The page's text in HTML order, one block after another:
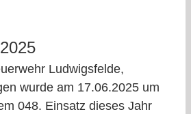
Ludwigsfelde,
wurde am 17.06.2025 um
048. Einsatz dieses Jahr